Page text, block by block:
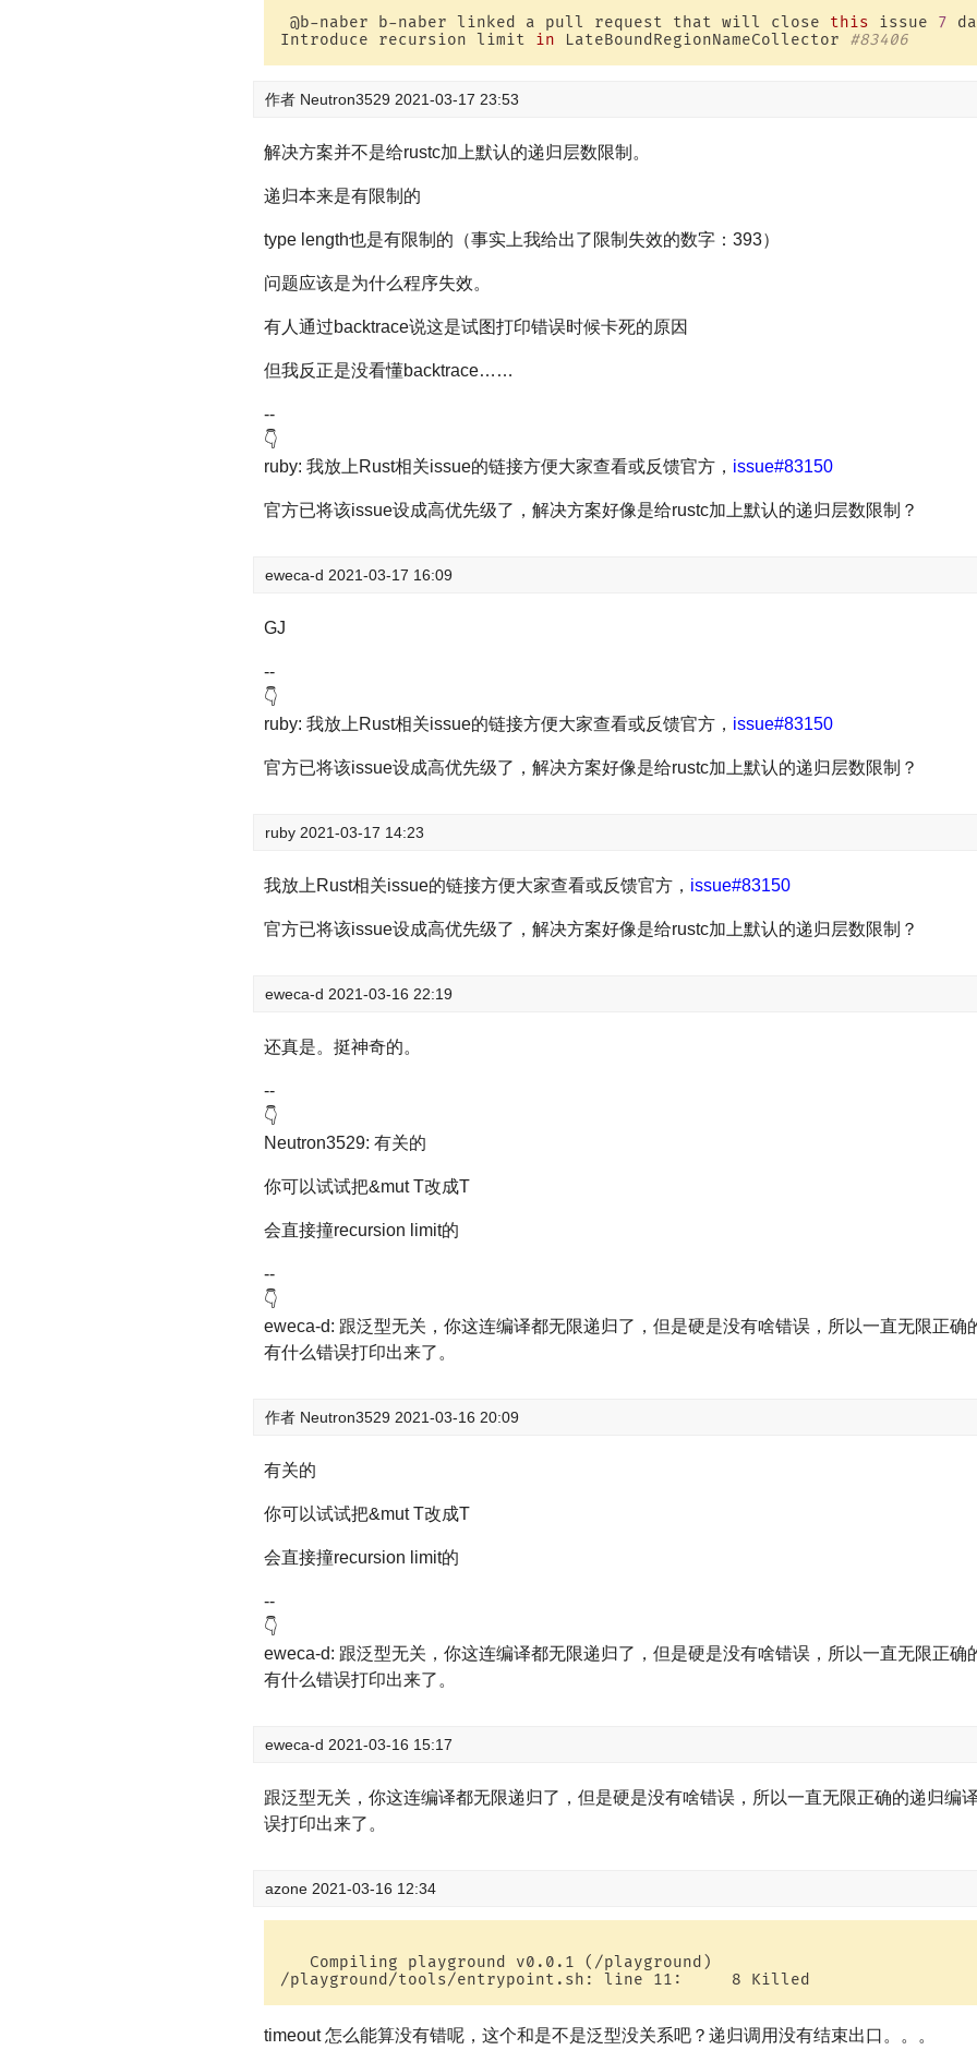
@b-naber b-naber linked a pull request that will close this issue 7
Introduce recursion limit in LateBoundRegionNameCollector #83406
作者 Neutron3529 2021-03-17 23:53
解决方案并不是给rustc加上默认的递归层数限制。
递归本来是有限制的
type length也是有限制的（事实上我给出了限制失效的数字：393）
问题应该是为什么程序失效。
有人通过backtrace说这是试图打印错误时候卡死的原因
但我反正是没看懂backtrace……
--
👇
ruby: 我放上Rust相关issue的链接方便大家查看或反馈官方， issue#83150
官方已将该issue设成高优先级了，解决方案好像是给rustc加上默认的递归层数限制？
eweca-d 2021-03-17 16:09
GJ
--
👇
ruby: 我放上Rust相关issue的链接方便大家查看或反馈官方， issue#83150
官方已将该issue设成高优先级了，解决方案好像是给rustc加上默认的递归层数限制？
ruby 2021-03-17 14:23
我放上Rust相关issue的链接方便大家查看或反馈官方， issue#83150
官方已将该issue设成高优先级了，解决方案好像是给rustc加上默认的递归层数限制？
eweca-d 2021-03-16 22:19
还真是。挺神奇的。
--
👇
Neutron3529: 有关的
你可以试试把&mut T改成T
会直接撞recursion limit的
--
👇
eweca-d: 跟泛型无关，你这连编译都无限递归了，但是硬是没有啥错误，所以一直无限正确
有什么错误打印出来了。
作者 Neutron3529 2021-03-16 20:09
有关的
你可以试试把&mut T改成T
会直接撞recursion limit的
--
👇
eweca-d: 跟泛型无关，你这连编译都无限递归了，但是硬是没有啥错误，所以一直无限正确
有什么错误打印出来了。
eweca-d 2021-03-16 15:17
跟泛型无关，你这连编译都无限递归了，但是硬是没有啥错误，所以一直无限正确的递归编
误打印出来了。
azone 2021-03-16 12:34
   Compiling playground v0.0.1 (/playground)
/playground/tools/entrypoint.sh: line 11:     8 Killed
timeout 怎么能算没有错呢，这个和是不是泛型没关系吧？递归调用没有结束出口。。。